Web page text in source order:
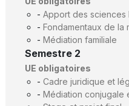
- Apport des sciences
- Fondamentaux de la
- Médiation familiale
Semestre 2
UE obligatoires
- Cadre juridique et
- Médiation conjugale